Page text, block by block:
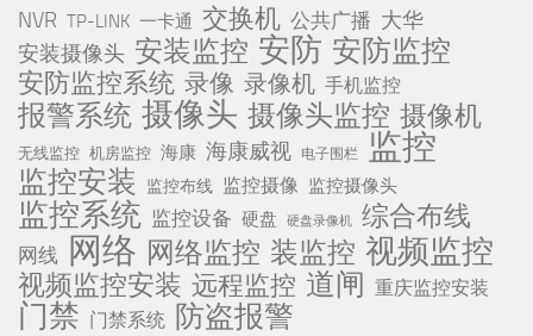
NVR TP-LINK 一卡通 交换机 公共广播 大华
安装摄像头 安装监控 安防 安防监控
安防监控系统 录像 录像机 手机监控
报警系统 摄像头 摄像头监控 摄像机
无线监控 机房监控 海康 海康威视 电子围栏 监控
监控安装 监控布线 监控摄像 监控摄像头
监控系统 监控设备 硬盘 硬盘录像机 综合布线
网线 网络 网络监控 装监控 视频监控
视频监控安装 远程监控 道闸 重庆监控安装
门禁 门禁系统 防盗报警